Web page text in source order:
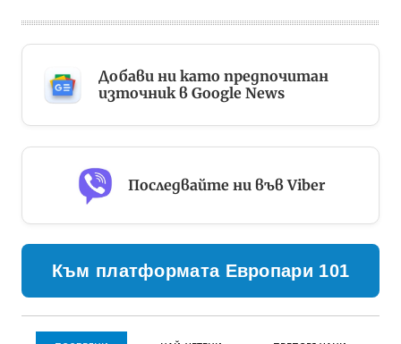
Добави ни като предпочитан
източник в Google News
Последвайте ни във Viber
Към платформата Европари 101